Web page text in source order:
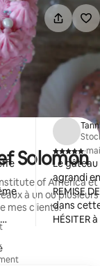
Solomon
of America et
à un ou plusieurs
mes clients.
,
·
Le gâteau
agrandi
REMISE
dans
HÉSITER